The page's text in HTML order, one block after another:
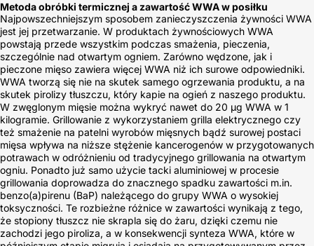
Metoda obróbki termicznej a zawartość WWA w posiłku
Najpowszechniejszym sposobem zanieczyszczenia żywności WWA
jest jej przetwarzanie. W produktach żywnościowych WWA
powstają przede wszystkim podczas smażenia, pieczenia,
szczególnie nad otwartym ogniem. Zarówno wędzone, jak i
pieczone mięso zawiera więcej WWA niż ich surowe odpowiedniki.
WWA tworzą się nie na skutek samego ogrzewania produktu, a na
skutek pirolizy tłuszczu, który kapie na ogień z naszego produktu.
W zwęglonym mięsie można wykryć nawet do 20 μg WWA w 1
kilogramie. Grillowanie z wykorzystaniem grilla elektrycznego czy
też smażenie na patelni wyrobów mięsnych bądź surowej postaci
mięsa wpływa na niższe stężenie kancerogenów w przygotowanych
potrawach w odróżnieniu od tradycyjnego grillowania na otwartym
ogniu. Ponadto już samo użycie tacki aluminiowej w procesie
grillowania doprowadza do znacznego spadku zawartości m.in.
benzo(a)pirenu (BaP) należącego do grupy WWA o wysokiej
toksyczności. Te rozbieżne różnice w zawartości wynikają z tego,
że stopiony tłuszcz nie skrapla się do żaru, dzięki czemu nie
zachodzi jego piroliza, a w konsekwencji synteza WWA, które w